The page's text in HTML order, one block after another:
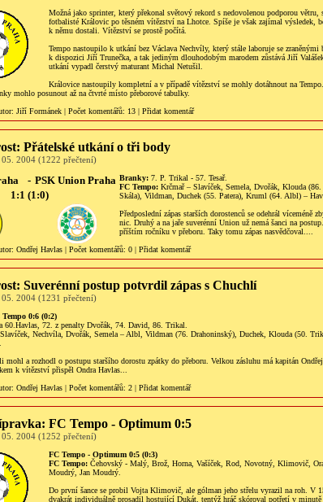
Možná jako sprinter, který překonal světový rekord s nedovolenou podporou větru,
fotbalisté Královic po těsném vítězství na Lhotce. Spíše je však zajímal výsledek,
k němu dostali. Vítězství se prostě počítá.
Tempo nastoupilo k utkání bez Václava Nechvíly, který stále laboruje se
k dispozici Jiří Trunečka, a tak jediným dlouhodobým marodem zůstává Jiří
utkání vypadl čerstvý maturant Michal Netušil.
Královice nastoupily kompletní a v případě vítězství se mohly dotáhnout na
mohlo posunout až na čtvrté místo přeborové tabulky.
Jiří Formánek | Počet komentářů: 13 | Přidat komentář
Přátelské utkání o tři body
2004 (1222 přečtení)
- PSK Union Praha
1:1 (1:0)
Branky: 7. P. Trikal - 57. Tesař.
FC Tempo: Krčmař – Slavíček, Semela, Dvořák, Klouda
Skála), Vildman, Duchek (55. Patera), Kruml (64. Albl) –
Předposlední zápas starších dorostenců se odehrál víceméně
nic. Druhý a na jaře suverénní Union už nemá šanci na
příštím ročníku v přeboru. Taky tomu zápas nasvědčoval....
Ondřej Havlas | Počet komentářů: 0 | Přidat komentář
Suverénní postup potvrdil zápas s Chuchlí
2004 (1231 přečtení)
0:6 (0:2)
60.Havlas, 72. z penalty Dvořák, 74. David, 86. Trikal.
Nechvíla, Dvořák, Semela – Albl, Vildman (76. Drahoninský), Duchek, Klouda (50.
mohl a rozhodl o postupu staršího dorostu zpátky do přeboru. Velkou zásluhu má kapitán
k vítězství přispěl Ondra Havlas...
Ondřej Havlas | Počet komentářů: 2 | Přidat komentář
FC Tempo - Optimum 0:5
2004 (1252 přečtení)
FC Tempo - Optimum 0:5 (0:3)
FC Tempo: Čehovský - Malý, Brož, Horna, Vašíček, Rod, Novotný, Klimovič,
Moudrý, Jan Moudrý.
Do první šance se probil Vojta Klimovič, ale gólman jeho střelu vyrazil na roh. V
dvakrát individuálně prosadil hostující Dukát, tentýž hráč skóroval potřetí v minutě